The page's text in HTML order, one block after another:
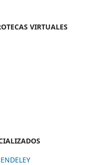
VIRTUALES